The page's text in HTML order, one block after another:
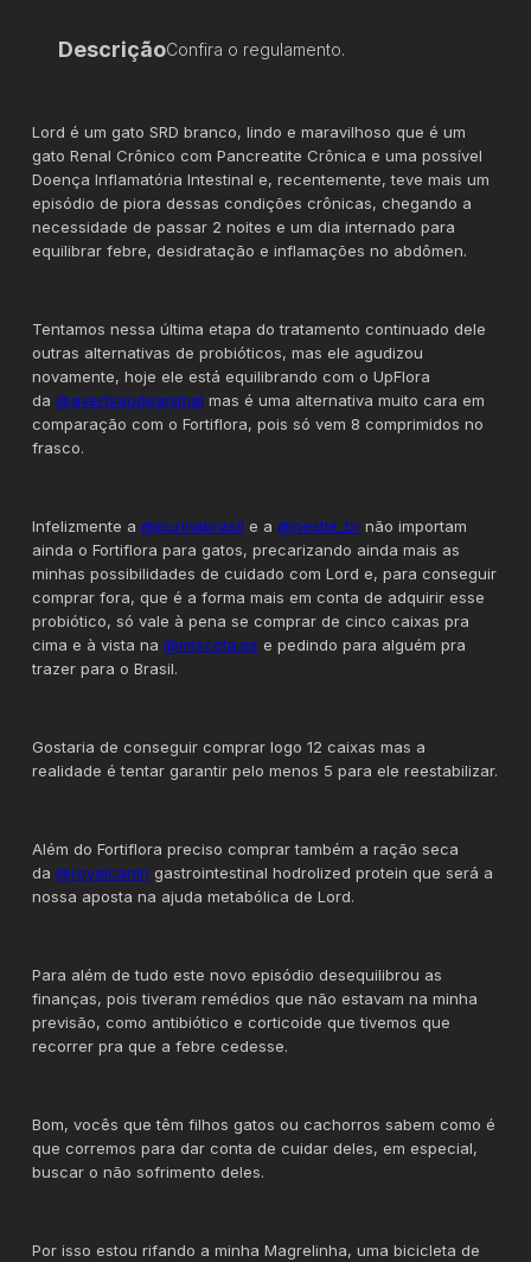
DescriçãoConfira o regulamento.
Lord é um gato SRD branco, lindo e maravilhoso que é um
gato Renal Crônico com Pancreatite Crônica e uma possível
Doença Inflamatória Intestinal e, recentemente, teve mais um
episódio de piora dessas condições crônicas, chegando a
necessidade de passar 2 noites e um dia internado para
equilibrar febre, desidratação e inflamações no abdômen.
Tentamos nessa última etapa do tratamento continuado dele
outras alternativas de probióticos, mas ele agudizou
novamente, hoje ele está equilibrando com o UpFlora
da@avertsaudeanimal mas é uma alternativa muito cara em
comparação com o Fortiflora, pois só vem 8 comprimidos no
frasco.
Infelizmente a@purinabrasil e a@nestle_br não importam
ainda o Fortiflora para gatos, precarizando ainda mais as
minhas possibilidades de cuidado com Lord e, para conseguir
comprar fora, que é a forma mais em conta de adquirir esse
probiótico, só vale à pena se comprar de cinco caixas pra
cima e à vista na@miscota.es e pedindo para alguém pra
trazer para o Brasil.
Gostaria de conseguir comprar logo 12 caixas mas a
realidade é tentar garantir pelo menos 5 para ele reestabilizar.
Além do Fortiflora preciso comprar também a ração seca
da@royalcanin gastrointestinal hodrolized protein que será a
nossa aposta na ajuda metabólica de Lord.
Para além de tudo este novo episódio desequilibrou as
finanças, pois tiveram remédios que não estavam na minha
previsão, como antibiótico e corticoide que tivemos que
recorrer pra que a febre cedesse.
Bom, vocês que têm filhos gatos ou cachorros sabem como é
que corremos para dar conta de cuidar deles, em especial,
buscar o não sofrimento deles.
Por isso estou rifando a minha Magrelinha, uma bicicleta de